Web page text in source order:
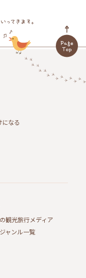
になる
観光旅行メディア
ジャンル一覧